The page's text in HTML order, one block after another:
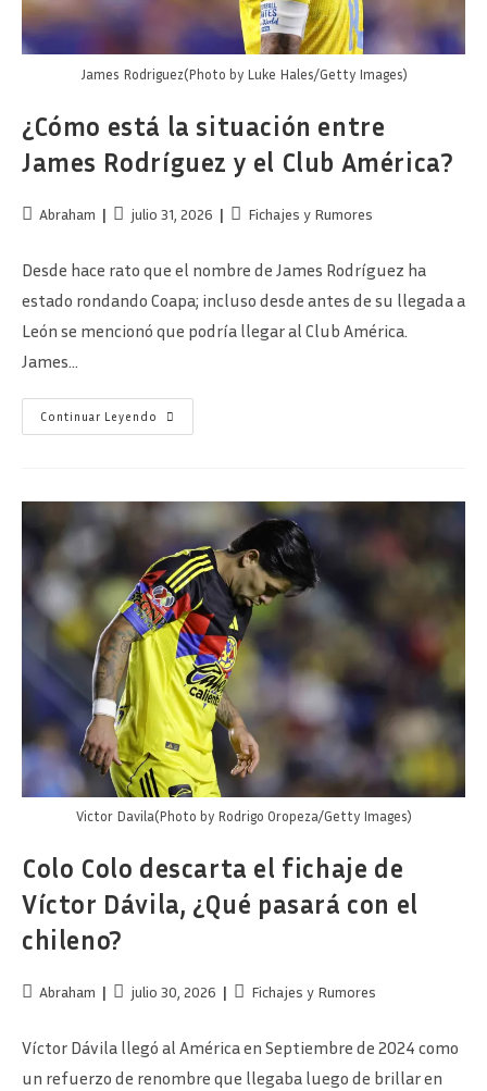
James Rodriguez(Photo by Luke Hales/Getty Images)
¿Cómo está la situación entre
James Rodríguez y el Club América?
Autor
entrada:
Abraham
Publicación
entrada:
julio 31, 2026
Categoría
entrada:
Fichajes y Rumores
Desde hace rato que el nombre de James Rodríguez ha
estado rondando Coapa; incluso desde antes de su llegada a
León se mencionó que podría llegar al Club América.
James…
Continuar Leyendo
¿Cómo
Está
Rodríguez
El
Club
América?
Victor Davila(Photo by Rodrigo Oropeza/Getty Images)
Colo Colo descarta el fichaje de
Víctor Dávila, ¿Qué pasará con el
chileno?
Autor
entrada:
Abraham
Publicación
la
entrada:
julio 30, 2026
Categoría
entrada:
Fichajes y Rumores
Víctor Dávila llegó al América en Septiembre de 2024 como
un refuerzo de renombre que llegaba luego de brillar en